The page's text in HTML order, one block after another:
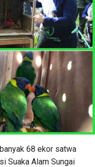
68 ekor satwa
Suaka Alam Sungai